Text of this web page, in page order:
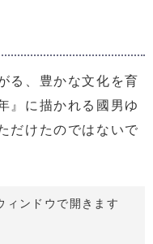
る、豊かな文化を育
』に描かれる國男ゆ
だけたのではないで
ィンドウで開きます